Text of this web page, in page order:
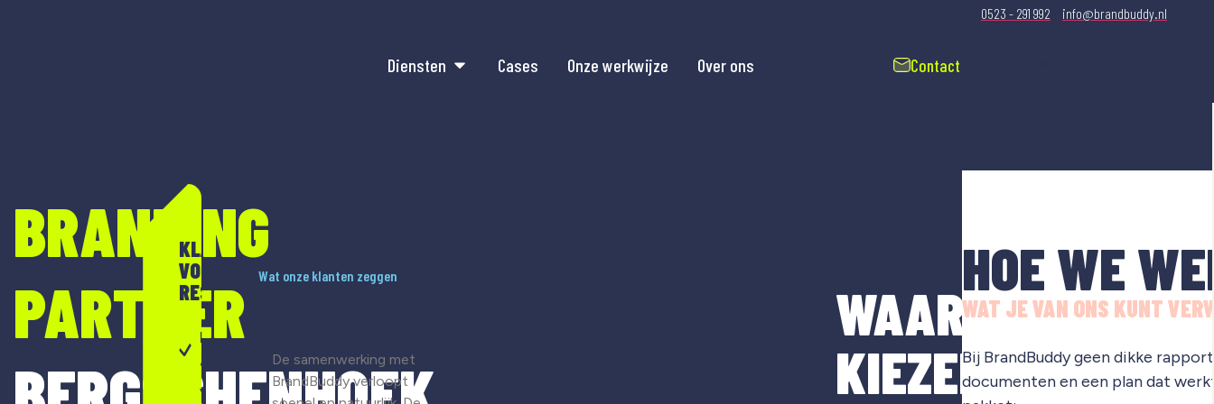
0523 - 291 992 info@brandbuddy.nl
Diensten Cases Onze werkwijze Over ons Contact
BRANDING
PARTNER
KLAAR
VOOR
RESULTAAT?
Merkontwikkeling
& strategie
Visuele
Wat onze klanten zeggen
De samenwerking met
BrandBuddy verloopt
WAAROM
KIEZEN
HOE WE
WAT JE VAN ONS KUNT
Bij BrandBuddy geen dikke
documenten en een plan dat